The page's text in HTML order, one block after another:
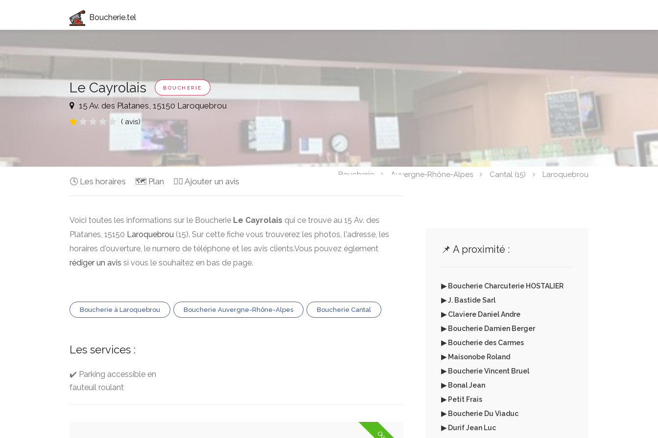
Boucherie.tel
Le Cayrolais BOUCHERIE
15 Av. des Platanes, 15150 Laroquebrou
( avis)
Boucherie Auvergne-Rhône-Alpes Cantal (15) Laroquebrou
🕓 Les horaires 🗺️ Plan ✍🏻 Ajouter un avis
Voici toutes les informations sur le Boucherie Le Cayrolais qui ce trouve au 15 Av. des
Platanes, 15150 Laroquebrou (15). Sur cette fiche vous trouverez les photos, l'adresse, les
horaires d'ouverture, le numero de téléphone et les avis clients.Vous pouvez églement
rédiger un avis si vous le souhaitez en bas de page.
Boucherie à Laroquebrou Boucherie Auvergne-Rhône-Alpes Boucherie Cantal
Les services :
✔️ Parking accessible en
fauteuil roulant
📌 A proximité :
▶ Boucherie Charcuterie HOSTALIER
▶ J. Bastide Sarl
▶ Claviere Daniel Andre
▶ Boucherie Damien Berger
▶ Boucherie des Carmes
▶ Maisonobe Roland
▶ Boucherie Vincent Bruel
▶ Bonal Jean
▶ Petit Frais
▶ Boucherie Du Viaduc
▶ Durif Jean Luc